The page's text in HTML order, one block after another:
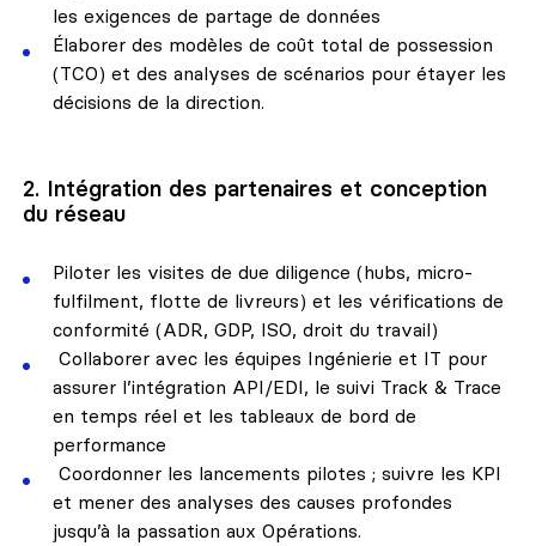
les exigences de partage de données
Élaborer des modèles de coût total de possession
(TCO) et des analyses de scénarios pour étayer les
décisions de la direction.
2. Intégration des partenaires et conception
du réseau
Piloter les visites de due diligence (hubs, micro-
fulfilment, flotte de livreurs) et les vérifications de
conformité (ADR, GDP, ISO, droit du travail)
Collaborer avec les équipes Ingénierie et IT pour
assurer l’intégration API/EDI, le suivi Track & Trace
en temps réel et les tableaux de bord de
performance
Coordonner les lancements pilotes ; suivre les KPI
et mener des analyses des causes profondes
jusqu’à la passation aux Opérations.